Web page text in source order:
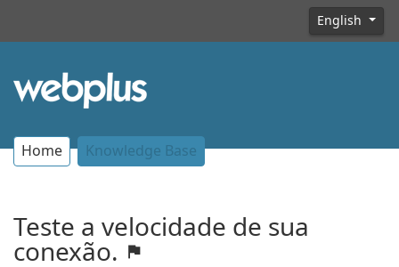
English
Home Knowledge Base
Teste a velocidade de sua
conexão.